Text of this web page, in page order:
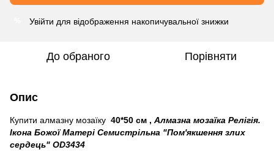
Увійти для відображення накопичувальної знижки
До обраного Порівняти
Опис
Купити алмазну мозаїку 40*50 см , Алмазна мозаїка Релігія.
Ікона Божої Матері Семистрільна "Пом'якшення злих
сердець" OD3434